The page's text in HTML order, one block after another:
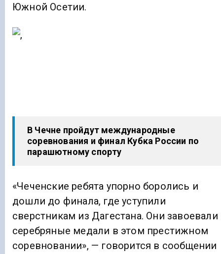
Южной Осетии.
В Чечне пройдут международные
соревнования и финал Кубка России по
парашютному спорту
«Чеченские ребята упорно боролись и
дошли до финала, где уступили
сверстникам из Дагестана. Они завоевали
серебряные медали в этом престижном
соревновании», — говорится в сообщении